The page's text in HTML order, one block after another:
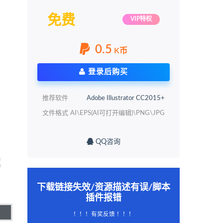
免费 VIP特权
0.5 K币
登录后购买
推荐软件 Adobe Illustrator CC2015+
文件格式 AI\EPS(AI可打开编辑)\PNG\JPG
QQ咨询
下载链接失效/资源描述有误/脚本
插件报错
！！！有奖反馈 ！！！